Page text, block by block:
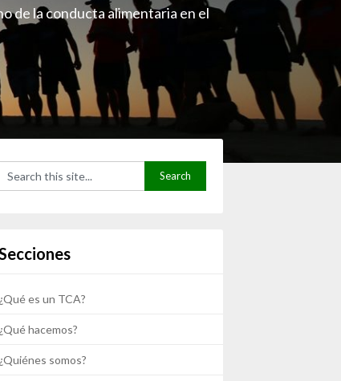
de la conducta alimentaria en el
¿Qué es un TCA?
¿Qué hacemos?
¿Quiénes somos?